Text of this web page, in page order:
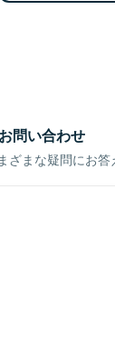
問い合わせ
まな疑問にお答